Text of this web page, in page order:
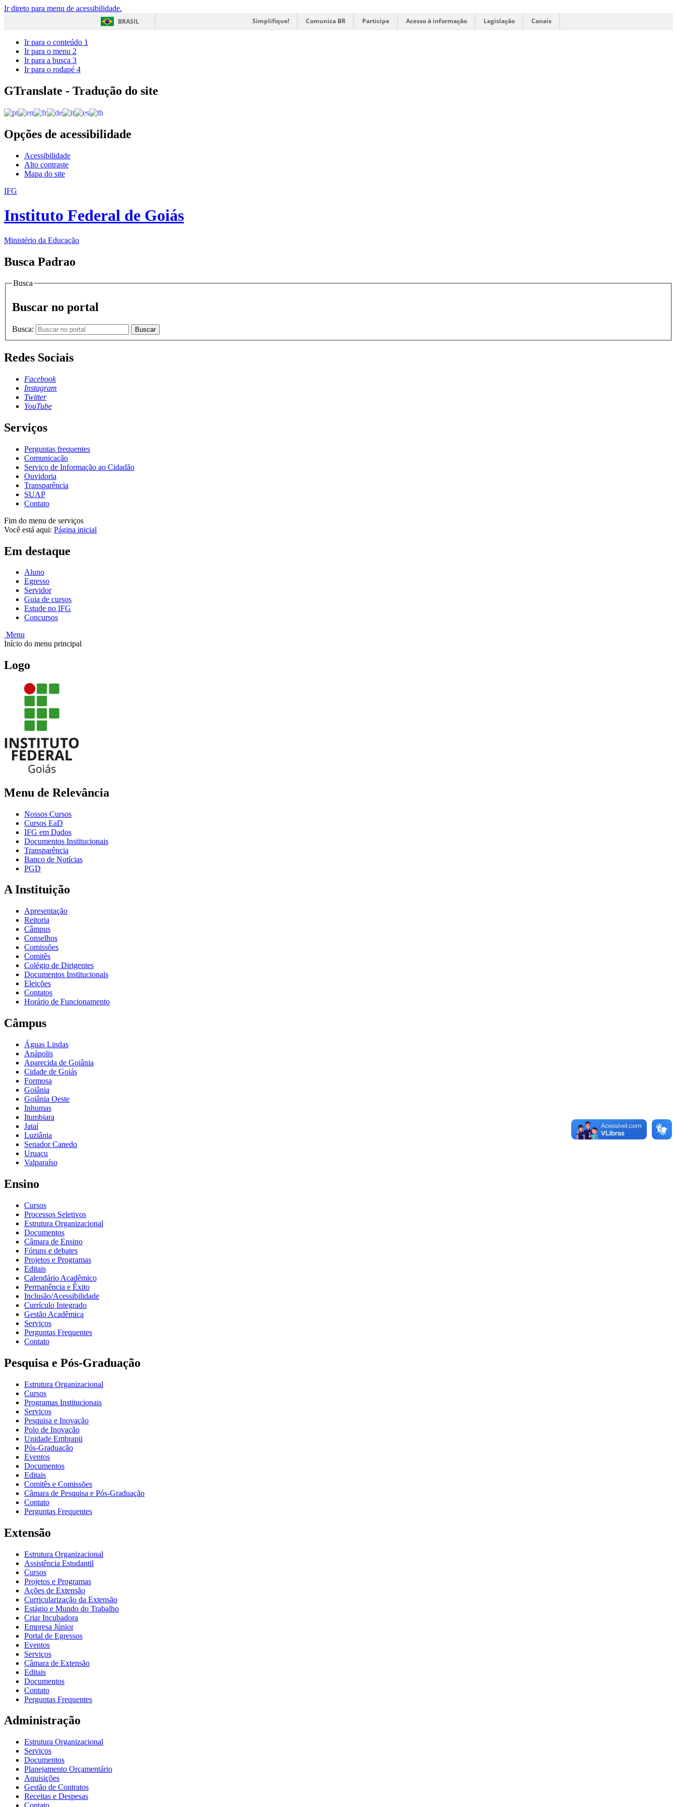
Ir direto para menu de acessibilidade.
BRASIL
Simplifique! Comunica BR Participe Acesso à informação Legislação Canais
Ir para o conteúdo 1
Ir para o menu 2
Ir para a busca 3
Ir para o rodapé 4
GTranslate - Tradução do site
Opções de acessibilidade
Acessibilidade
Alto contraste
Mapa do site
IFG
Instituto Federal de Goiás
Ministério da Educação
Busca Padrao
Busca
Buscar no portal
Busca: Buscar
Redes Sociais
Facebook
Instagram
Twitter
YouTube
Serviços
Perguntas frequentes
Comunicação
Serviço de Informação ao Cidadão
Ouvidoria
Transparência
SUAP
Contato
Fim do menu de serviços
Você está aqui: Página inicial
Em destaque
Aluno
Egresso
Servidor
Guia de cursos
Estude no IFG
Concursos
Menu
Início do menu principal
Logo
Menu de Relevância
Nossos Cursos
Cursos EaD
IFG em Dados
Documentos Institucionais
Transparência
Banco de Notícias
PGD
A Instituição
Apresentação
Reitoria
Câmpus
Conselhos
Comissões
Comitês
Colégio de Dirigentes
Documentos Institucionais
Eleições
Contatos
Horário de Funcionamento
Câmpus
Águas Lindas
Anápolis
Aparecida de Goiânia
Cidade de Goiás
Formosa
Goiânia
Goiânia Oeste
Inhumas
Itumbiara
Jataí
Luziânia
Senador Canedo
Uruaçu
Valparaíso
Ensino
Cursos
Processos Seletivos
Estrutura Organizacional
Documentos
Câmara de Ensino
Fóruns e debates
Projetos e Programas
Editais
Calendário Acadêmico
Permanência e Êxito
Inclusão/Acessibilidade
Currículo Integrado
Gestão Acadêmica
Serviços
Perguntas Frequentes
Contato
Pesquisa e Pós-Graduação
Estrutura Organizacional
Cursos
Programas Institucionais
Serviços
Pesquisa e Inovação
Polo de Inovação
Unidade Embrapii
Pós-Graduação
Eventos
Documentos
Editais
Comitês e Comissões
Câmara de Pesquisa e Pós-Graduação
Contato
Perguntas Frequentes
Extensão
Estrutura Organizacional
Assistência Estudantil
Cursos
Projetos e Programas
Ações de Extensão
Curricularização da Extensão
Estágio e Mundo do Trabalho
Criar Incubadora
Empresa Júnior
Portal de Egressos
Eventos
Serviços
Câmara de Extensão
Editais
Documentos
Contato
Perguntas Frequentes
Administração
Estrutura Organizacional
Serviços
Documentos
Planejamento Orçamentário
Aquisições
Gestão de Contratos
Receitas e Despesas